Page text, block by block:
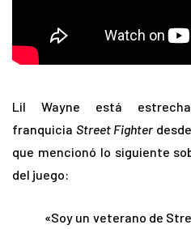
Lil Wayne está
franquicia Street Fighter
que mencionó lo siguiente
del juego:
«Soy un veterano de